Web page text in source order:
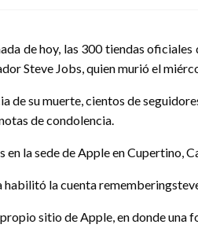
de hoy, las 300 tiendas
Steve Jobs, quien murió el
de su muerte, cientos de
de condolencia.
en la sede de Apple en Cupertino,
habilitó la cuenta
sitio de Apple, en donde una